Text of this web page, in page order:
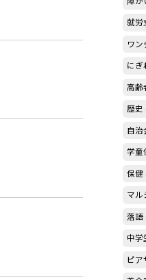
就労
ワン
にぎ
高齢
歴史
自治
学童
保健
マル
落語
中学
ピア